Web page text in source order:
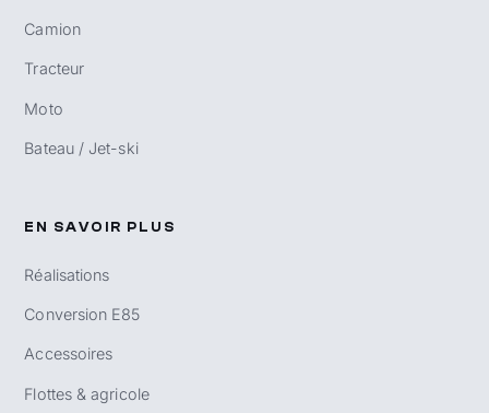
Camion
Tracteur
Moto
Bateau / Jet-ski
EN SAVOIR PLUS
Réalisations
Conversion E85
Accessoires
Flottes & agricole